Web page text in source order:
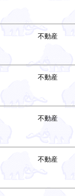
不動産
不動産
不動産
不動産